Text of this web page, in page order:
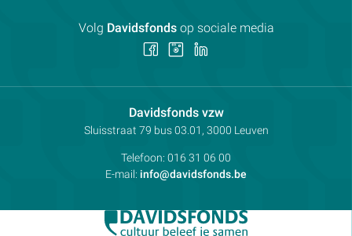
Davidsfonds vzwContactpersoon:
Adres:
Sluisstraat 79 bus 03.01, 3000 Leuven
Telefoon: 016 31 06 00
E-mail: info@davidsfonds.be
Volg Davidsfondsop sociale media
Volg Volg